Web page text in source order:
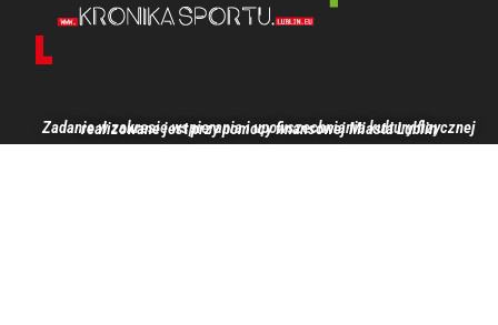
Zadanie w zakresie wspierania i upowszechniania kultury fizycznej realizowane jest przy pomocy finansowej Miasta Lublin